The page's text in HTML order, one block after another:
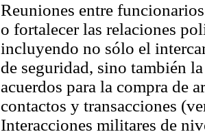
Reuniones entre
o fortalecer las relaciones
incluyendo no sólo el
de seguridad, sino también
acuerdos para la compra de
contactos y transacciones
Interacciones militares de